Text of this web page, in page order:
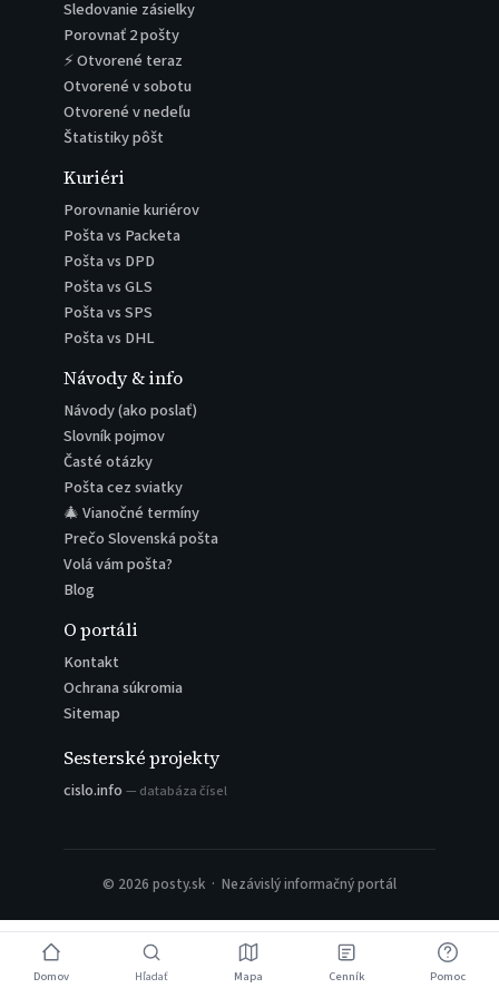
Sledovanie zásielky
Porovnať 2 pošty
⚡ Otvorené teraz
Otvorené v sobotu
Otvorené v nedeľu
Štatistiky pôšt
Kuriéri
Porovnanie kuriérov
Pošta vs Packeta
Pošta vs DPD
Pošta vs GLS
Pošta vs SPS
Pošta vs DHL
Návody & info
Návody (ako poslať)
Slovník pojmov
Časté otázky
Pošta cez sviatky
🎄 Vianočné termíny
Prečo Slovenská pošta
Volá vám pošta?
Blog
O portáli
Kontakt
Ochrana súkromia
Sitemap
Sesterské projekty
cislo.info — databáza čísel
© 2026 posty.sk · Nezávislý informačný portál
Domov Hľadať Mapa Cenník Pomoc